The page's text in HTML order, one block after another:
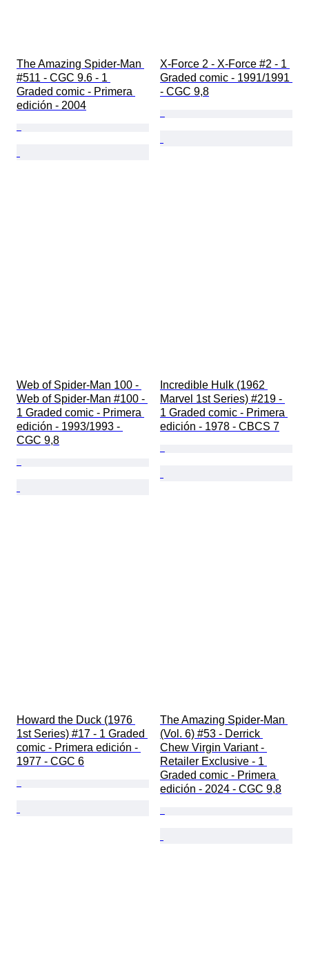
The Amazing Spider-Man
#511 - CGC 9.6 - 1
Graded comic - Primera
edición - 2004
X-Force 2 - X-Force #2 - 1
Graded comic - 1991/1991
- CGC 9,8
Web of Spider-Man 100 -
Web of Spider-Man #100 -
1 Graded comic - Primera
edición - 1993/1993 -
CGC 9,8
Incredible Hulk (1962
Marvel 1st Series) #219 -
1 Graded comic - Primera
edición - 1978 - CBCS 7
Howard the Duck (1976
1st Series) #17 - 1 Graded
comic - Primera edición -
1977 - CGC 6
The Amazing Spider-Man
(Vol. 6) #53 - Derrick
Chew Virgin Variant -
Retailer Exclusive - 1
Graded comic - Primera
edición - 2024 - CGC 9,8